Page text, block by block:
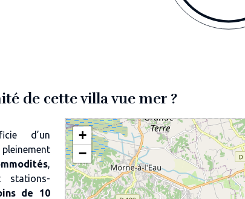
de cette villa vue mer ?
d’un
stations-
de 10
+
−